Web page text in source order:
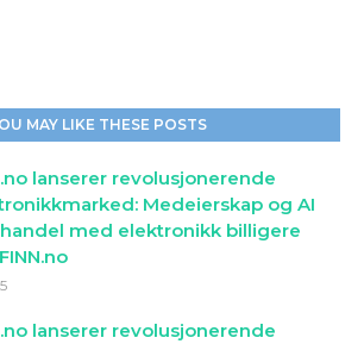
MAY LIKE THESE POSTS
lanserer revolusjonerende
Medeierskap og AI
med elektronikk billigere
lanserer revolusjonerende